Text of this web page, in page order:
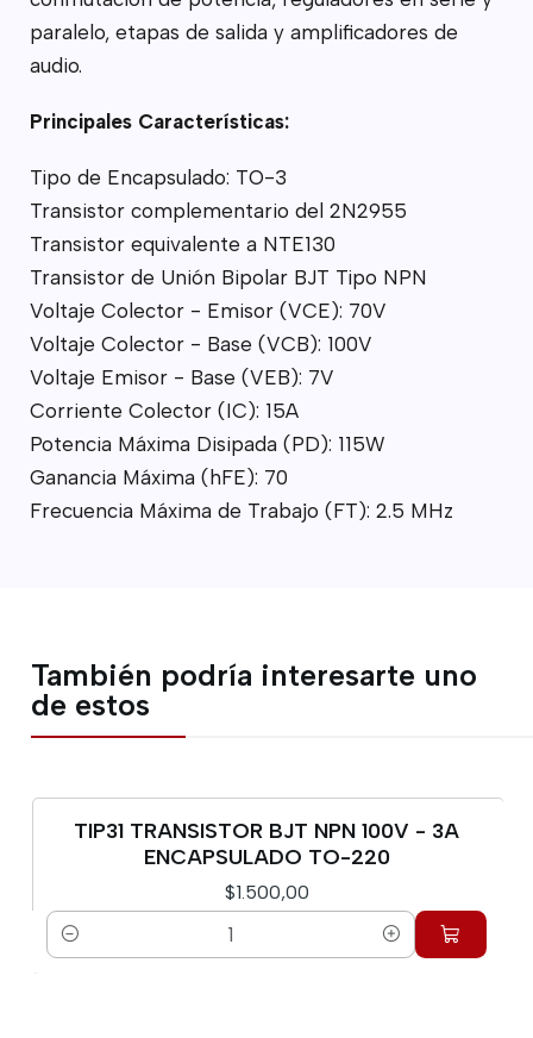
paralelo, etapas de salida y amplificadores de
audio.
Principales Características:
Tipo de Encapsulado: TO-3
Transistor complementario del 2N2955
Transistor equivalente a NTE130
Transistor de Unión Bipolar BJT Tipo NPN
Voltaje Colector - Emisor (VCE): 70V
Voltaje Colector - Base (VCB): 100V
Voltaje Emisor - Base (VEB): 7V
Corriente Colector (IC): 15A
Potencia Máxima Disipada (PD): 115W
Ganancia Máxima (hFE): 70
Frecuencia Máxima de Trabajo (FT): 2.5 MHz
También podría interesarte uno
de estos
TIP31 TRANSISTOR BJT NPN 100V - 3A
ENCAPSULADO TO-220
$1.500,00
Cantidad